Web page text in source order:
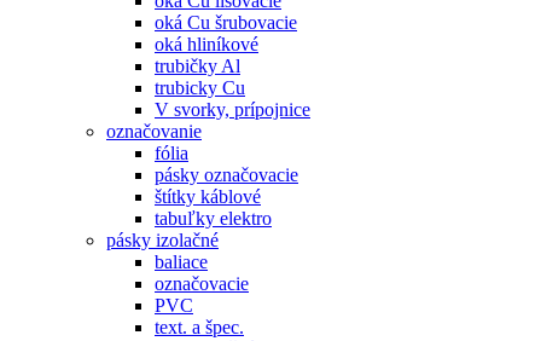
oká Cu šrubovacie
oká hliníkové
trubičky Al
trubicky Cu
V svorky, prípojnice
označovanie
fólia
pásky označovacie
štítky káblové
tabuľky elektro
pásky izolačné
baliace
označovacie
PVC
text. a špec.